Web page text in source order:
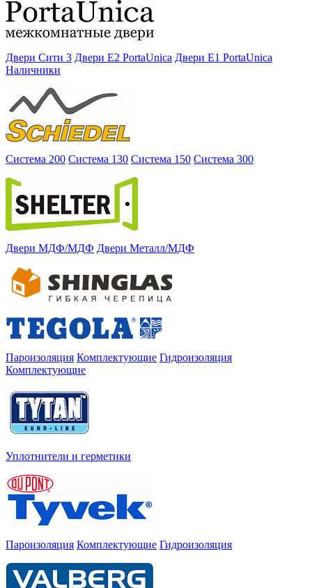
Двери Сити 3 Двери E2 PortaUnica Двери E1 PortaUnica
Наличники
Система 200 Система 130 Система 150 Система 300
Двери МДФ/МДФ Двери Металл/МДФ
Пароизоляция Комплектующие Гидроизоляция
Комплектующие
Уплотнители и герметики
Пароизоляция Комплектующие Гидроизоляция